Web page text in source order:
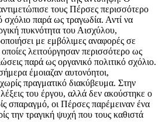
τους Πέρσες περισσότερο
σχόλιο παρά ως τραγωδία. Αντί να
πυκνότητα του Αισχύλου,
με εμβόλιμες αναφορές σε
λειτούργησαν περισσότερο ως
παρά ως οργανικό πολιτικό σχόλιο.
έμοιαζαν αυτονόητοι,
χωρίς πραγματικό διακύβευμα. Στην
του έργου, αλλά δεν ακούστηκε ο
σπαραγμό, οι Πέρσες παρέμειναν ένα
την τραγική ψυχή που τους καθιστά